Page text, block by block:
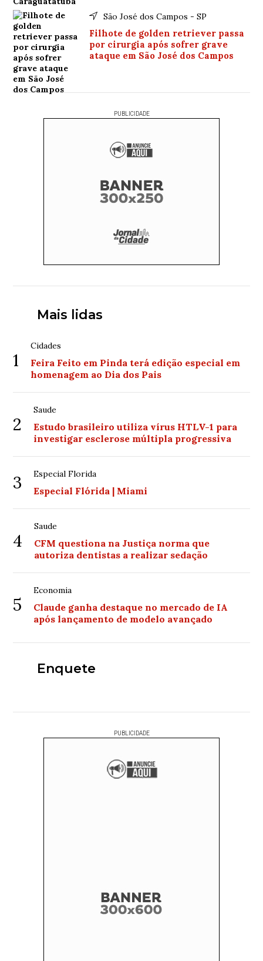
São José dos Campos - SP
Filhote de golden retriever passa
por cirurgia após sofrer grave
ataque em São José dos Campos
PUBLICIDADE
Mais lidas
1
Cidades
Feira Feito em Pinda terá edição especial em
homenagem ao Dia dos Pais
2
Saude
Estudo brasileiro utiliza vírus HTLV-1 para
investigar esclerose múltipla progressiva
3 Especial Florida
Especial Flórida | Miami
4
Saude
CFM questiona na Justiça norma que
autoriza dentistas a realizar sedação
5
Economia
Claude ganha destaque no mercado de IA
após lançamento de modelo avançado
Enquete
PUBLICIDADE